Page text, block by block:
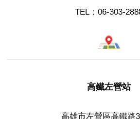
TEL： 06-303-
高鐵左營站
高雄市左營區高鐵路